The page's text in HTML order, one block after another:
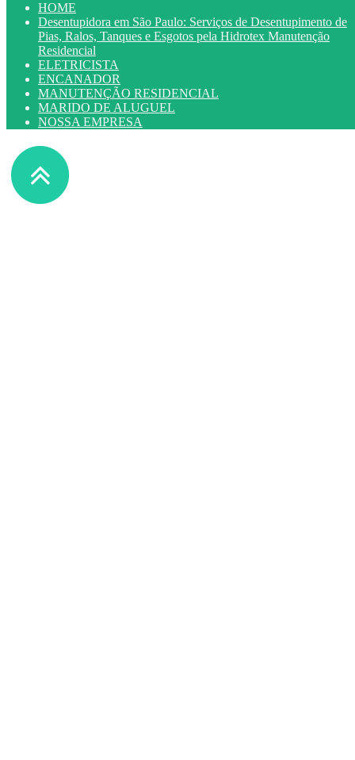
HOME
Desentupidora em São Paulo: Serviços de Desentupimento de
Pias, Ralos, Tanques e Esgotos pela Hidrotex Manutenção
Residencial
ELETRICISTA
ENCANADOR
MANUTENÇÃO RESIDENCIAL
MARIDO DE ALUGUEL
NOSSA EMPRESA